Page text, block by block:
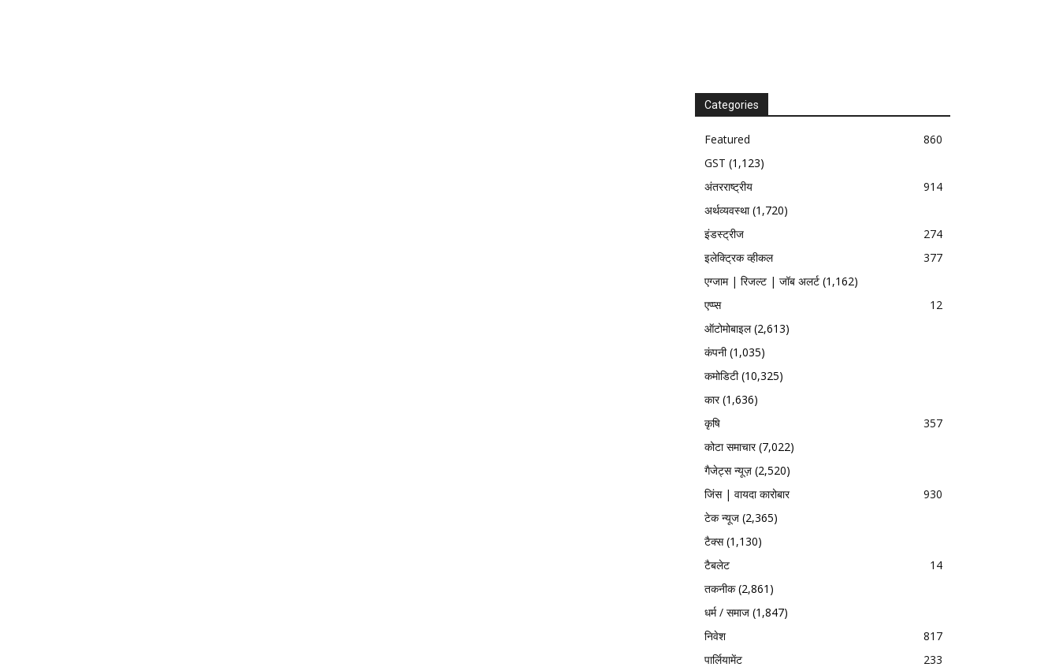
Categories
Featured
860
GST (1,123)
अंतरराष्ट्रीय
914
अर्थव्यवस्था(1,720)
इंडस्ट्रीज
274
इलेक्ट्रिक व्हीकल
377
एग्जाम | रिजल्ट | जॉब अलर्ट (1,162)
एप्प्स
12
ऑटोमोबाइल(2,613)
कंपनी(1,035)
कमोडिटी(10,325)
कार(1,636)
कृषि
357
कोटा समाचार(7,022)
गैजेट्स न्यूज़ (2,520)
जिंस | वायदा कारोबार
930
टेक न्यूज (2,365)
टैक्स(1,130)
टैबलेट
14
तकनीक(2,861)
धर्म / समाज (1,847)
निवेश
817
पार्लियामेंट
233